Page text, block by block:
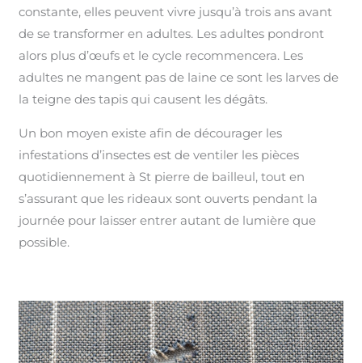
constante, elles peuvent vivre jusqu’à trois ans avant
de se transformer en adultes. Les adultes pondront
alors plus d’œufs et le cycle recommencera. Les
adultes ne mangent pas de laine ce sont les larves de
la teigne des tapis qui causent les dégâts.
Un bon moyen existe afin de décourager les
infestations d’insectes est de ventiler les pièces
quotidiennement à St pierre de bailleul, tout en
s’assurant que les rideaux sont ouverts pendant la
journée pour laisser entrer autant de lumière que
possible.